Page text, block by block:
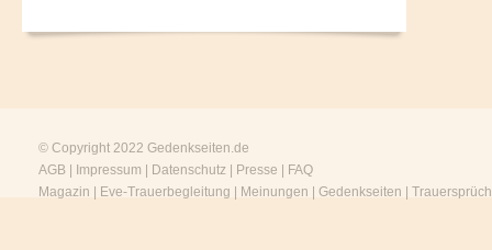
© Copyright 2022 Gedenkseiten.de
AGB
Impressum Datenschutz Presse
FAQ
Magazin
Eve-Trauerbegleitung Meinungen Gedenkseiten